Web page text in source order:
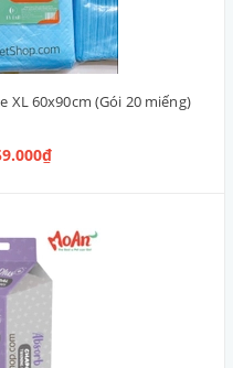
XL 60x90cm (Gói 20 miếng)